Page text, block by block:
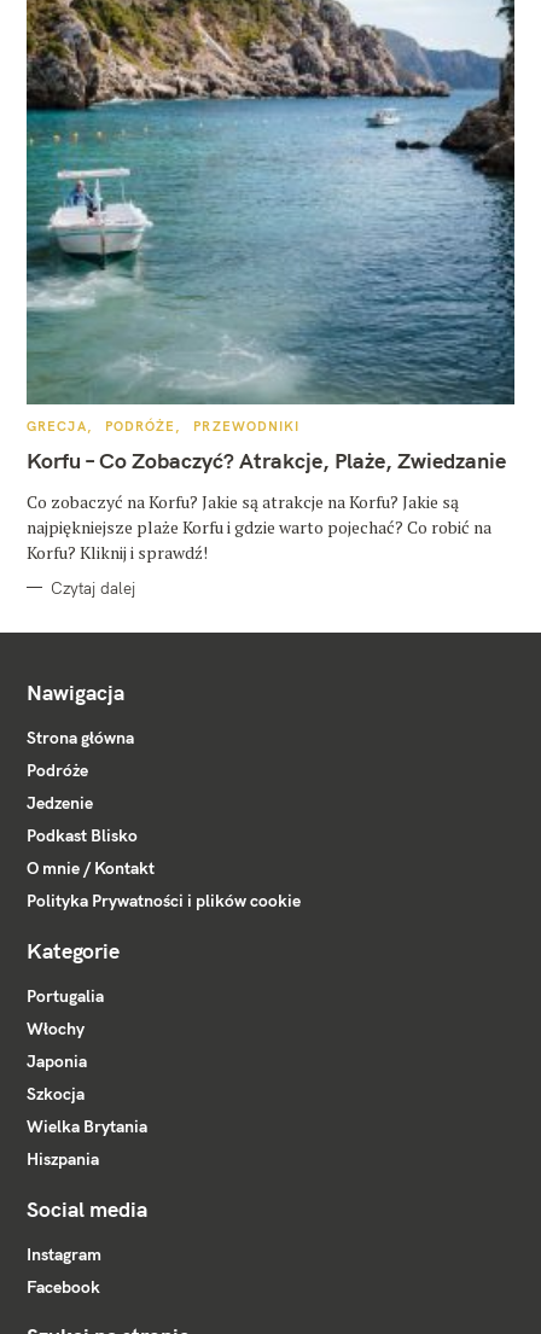
K
T
E
O
R
I
GRECJA PODRÓŻE PRZEWODNIKI
Korfu – Co Zobaczyć? Atrakcje, Plaże, Zwiedzanie
Co zobaczyć na Korfu? Jakie są atrakcje na Korfu? Jakie są
najpiękniejsze plaże Korfu i gdzie warto pojechać? Co robić na
Korfu? Kliknij i sprawdź!
Czytaj dalej
Nawigacja
Strona główna
Podróże
Jedzenie
Podkast Blisko
O mnie / Kontakt
Polityka Prywatności i plików cookie
Kategorie
Portugalia
Włochy
Japonia
Szkocja
Wielka Brytania
Hiszpania
Social media
Instagram
Facebook